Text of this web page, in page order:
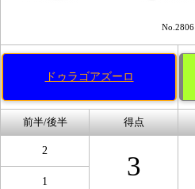
No.2806
ドゥラゴアズーロ
前半/後半 得点
2
3
1